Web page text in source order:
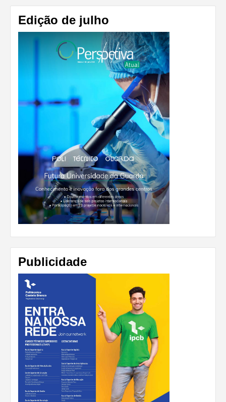
Edição de julho
Publicidade